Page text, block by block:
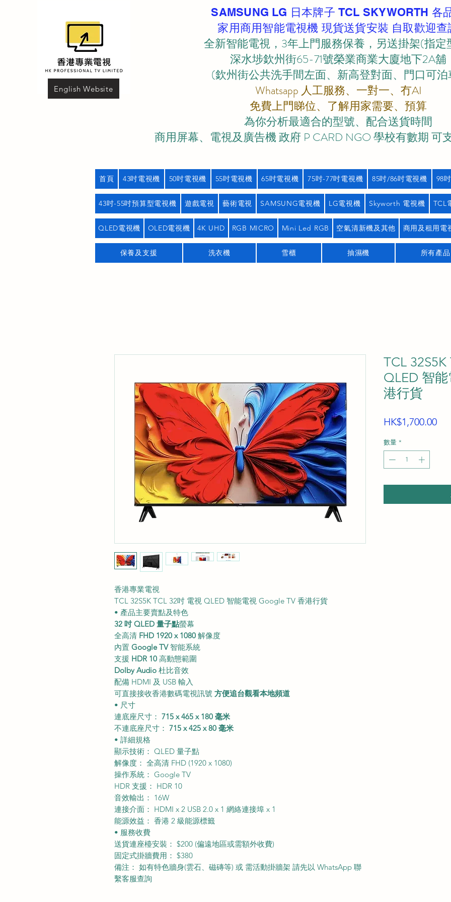
English Website
SAMSUNG LG 日本牌子 TCL SKYWORTH 各
家用商用智能電視機 現貨送貨安裝 自取歡迎查
全新智能電視，3年上門服務保養，另送掛架(指定
深水埗欽州街65-71號榮業商業大廈地下2A舖
(欽州街公共洗手間左面、新高登對面、門口可泊
Whatsapp 人工服務、一對一、冇AI
免費上門睇位、了解用家需要、預算
為你分析最適合的型號、配合送貨時間
商用屏幕、電視及廣告機 政府 P CARD NGO 學校有數期 可
首頁 43吋電視機 50吋電視機 55吋電視機 65吋電視機 75吋-77吋電視機 85吋/86吋電視機 98
43吋-55吋預算型電視機 遊戲電視 藝術電視 SAMSUNG電視機 LG電視機 Skyworth 電視機 TCL
QLED電視機 OLED電視機 4K UHD RGB MICRO Mini Led RGB 空氣清新機及其他 商用及租用電
保養及支援 洗衣機 雪櫃 抽濕機 所有產品
香港專業電視
TCL 32S5K TCL 32吋 電視 QLED 智能電視 Google TV 香港行貨
• 產品主要賣點及特色
32 吋 QLED 量子點螢幕
全高清 FHD 1920 x 1080 解像度
內置 Google TV智能系統
支援 HDR 10 高動態範圍
Dolby Audio 杜比音效
配備 HDMI 及 USB 輸入
可直接接收香港數碼電視訊號 方便追台觀看本地頻道
• 尺寸
連底座尺寸： 715 x 465 x 180 毫米
不連底座尺寸： 715 x 425 x 80 毫米
• 詳細規格
顯示技術： QLED 量子點
解像度： 全高清 FHD (1920 x 1080)
操作系統： Google TV
HDR 支援： HDR 10
音效輸出： 16W
連接介面： HDMI x 2 USB 2.0 x 1 網絡連接埠 x 1
能源效益： 香港 2 級能源標籤
• 服務收費
送貨連座檯安裝： $200 (偏遠地區或需額外收費)
固定式掛牆費用： $380
備注： 如有特色牆身(雲石、磁磚等) 或 需活動掛牆架 請先以 WhatsApp 聯
繫客服查詢
TCL
QLED 智
港行貨
HK$1,700.00價
數量 *